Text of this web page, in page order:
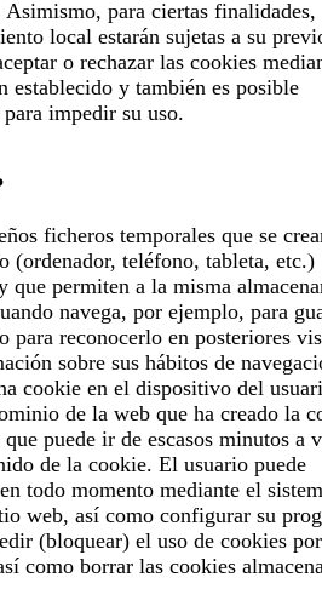
para ciertas finalidades,
local estarán sujetas a su
o rechazar las cookies
establecido y también es posible
impedir su uso.
ficheros temporales que se
(ordenador, teléfono, tableta, etc.)
que permiten a la misma
navega, por ejemplo, para
para reconocerlo en posteriores
sobre sus hábitos de
cookie en el dispositivo del
de la web que ha creado la
puede ir de escasos minutos a
de la cookie. El usuario puede
todo momento mediante el
web, así como configurar su
(bloquear) el uso de cookies
como borrar las cookies